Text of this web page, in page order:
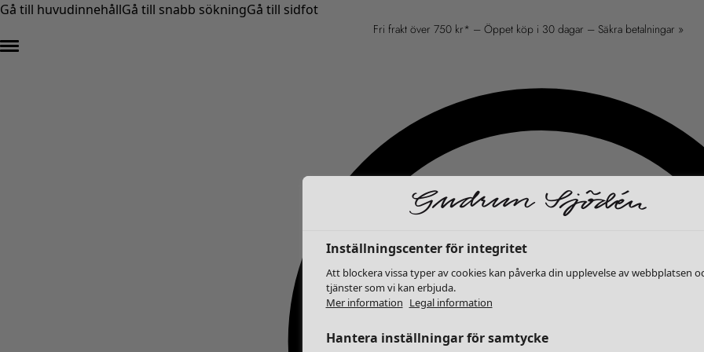
Gå till huvudinnehållGå till snabb sökningGå till sidfot
Fri frakt över 750 kr* – Öppet köp i 30 dagar – Säkra betalningar »
Inställningscenter för integritet
Att blockera vissa typer av cookies kan påverka din upplevelse av webbplatsen
tjänster som vi kan erbjuda.
Mer information Legal information
Hantera inställningar för samtycke